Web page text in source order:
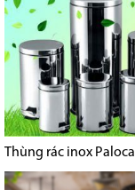
Thùng rác inox Paloca